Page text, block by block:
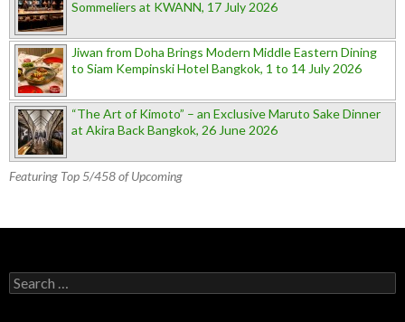
Sommeliers at KWANN, 17 July 2026
Jiwan from Doha Brings Modern Middle Eastern Dining
to Siam Kempinski Hotel Bangkok, 1 to 14 July 2026
“The Art of Kimoto” – an Exclusive Maruto Sake Dinner
at Akira Back Bangkok, 26 June 2026
Featuring Top 5/458 of Upcoming
Search for: